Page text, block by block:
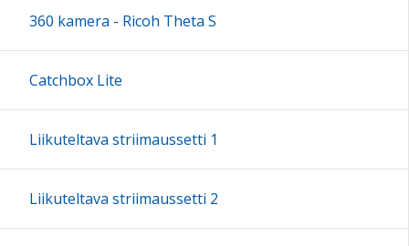
22:00
360 kamera - Ricoh Theta S
Catchbox Lite
Liikuteltava striimaussetti 1
Liikuteltava striimaussetti 2